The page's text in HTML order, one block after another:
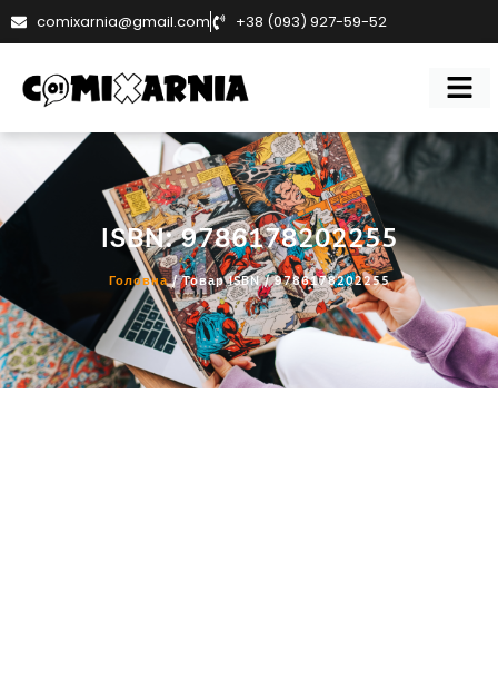
comixarnia@gmail.com +38 (093) 927-59-52
ISBN: 9786178202255
Головна/ Товар ISBN / 9786178202255